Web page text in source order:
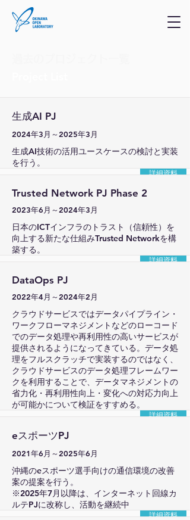
生成AI PJ
2024年3月～2025年3月
生成AI技術の活用ユースケースの検討と実装
を行う。
詳細資料
Trusted Network PJ Phase 2
2023年6月～2024年3月
日本のICTインフラのトラスト（信頼性）を
向上する新たな仕組みTrusted Networkを構
築する。
詳細資料
DataOps PJ
2022年4月～2024年2月
クラウドサービスではデータパイプライン・
ワークフローマネジメントなどのローコード
でのデータ処理や再利用性の高いサービスが
提供されるようになってきている。データ処
理をフルスクラッチで実装するのではなく、
クラウドサービスのデータ処理フレームワー
クを利用することで、データマネジメントの
省力化・再利用性向上・変化への対応力向上
が可能かについて検証をすすめる。
詳細資料
eスポーツPJ
2021年6月～2025年6月
沖縄のeスポーツ選手向けの通信環境の改善
案の提案を行う。
※2025年7月以降は、インターネット回線カ
ルテPJに改称し、活動を継続中
詳細資料